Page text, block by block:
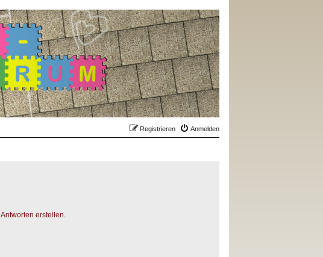
Anmelden
Registrieren
erstellen.